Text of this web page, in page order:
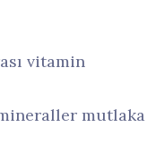
vitamin
mutlaka